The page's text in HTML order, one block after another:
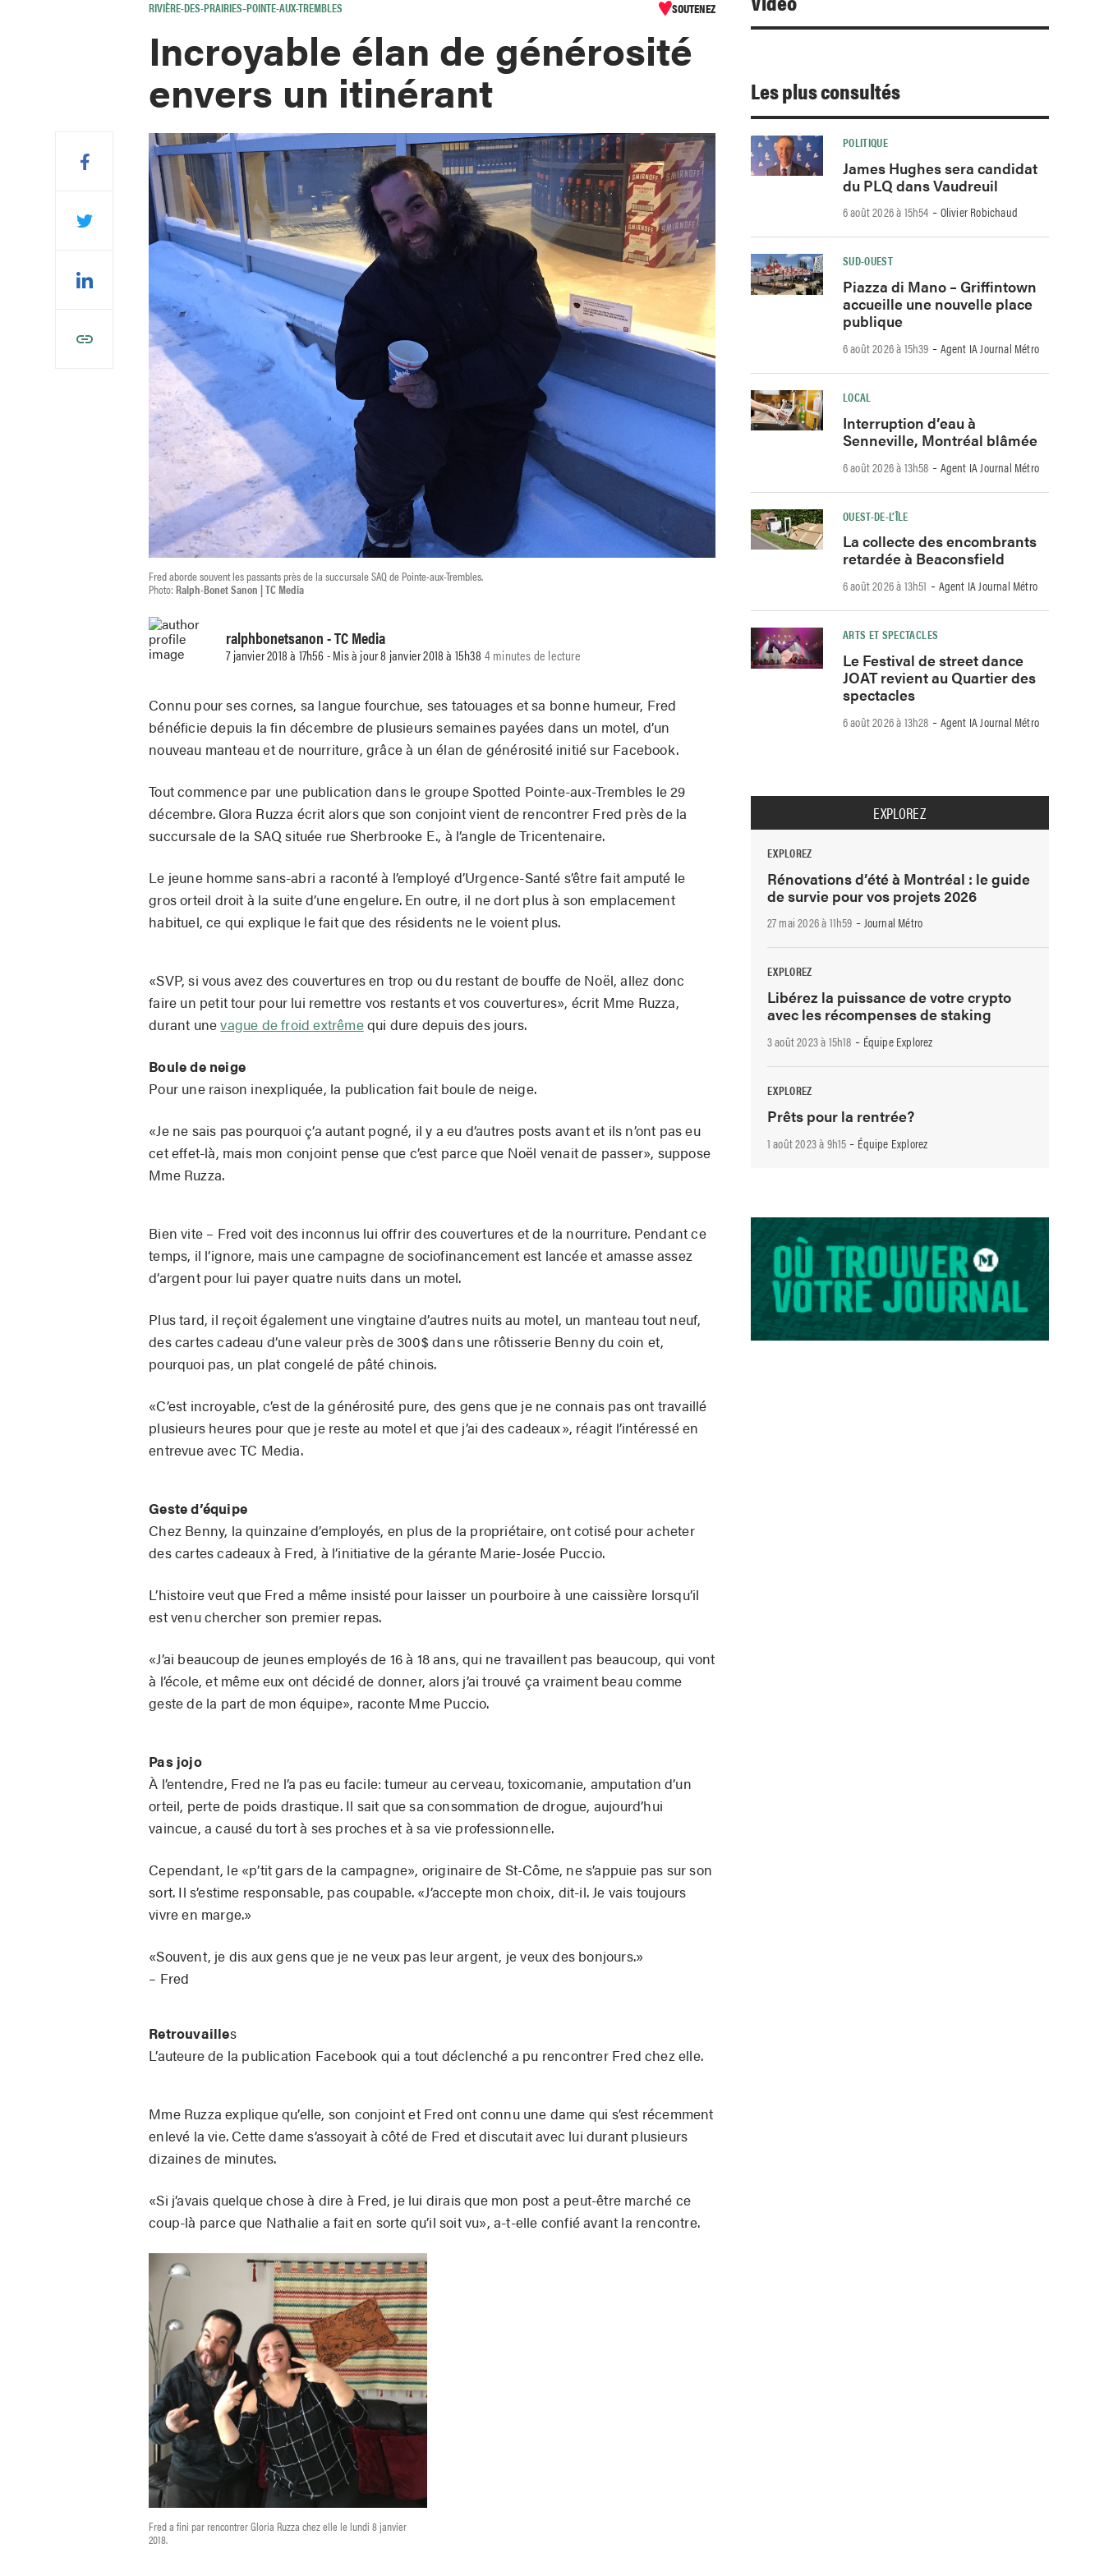
RIVIÈRE-DES-PRAIRIES–POINTE-AUX-TREMBLES SOUTENEZ
Incroyable élan de générosité
envers un itinérant
Fred aborde souvent les passants près de la succursale SAQ de Pointe-aux-Trembles.
Photo:Ralph-Bonet Sanon | TC Media
ralphbonetsanon- TC Media
7 janvier 2018 à 17h56 - Mis à jour 8 janvier 2018 à 15h38 4 minutes de lecture
Connu pour ses cornes, sa langue fourchue, ses tatouages et sa bonne humeur, Fred
bénéficie depuis la fin décembre de plusieurs semaines payées dans un motel, d’un
nouveau manteau et de nourriture, grâce à un élan de générosité initié sur Facebook.
Tout commence par une publication dans le groupe Spotted Pointe-aux-Trembles le 29
décembre. Glora Ruzza écrit alors que son conjoint vient de rencontrer Fred près de la
succursale de la SAQ située rue Sherbrooke E., à l’angle de Tricentenaire.
Le jeune homme sans-abri a raconté à l’employé d’Urgence-Santé s’être fait amputé le
gros orteil droit à la suite d’une engelure. En outre, il ne dort plus à son emplacement
habituel, ce qui explique le fait que des résidents ne le voient plus.
«SVP, si vous avez des couvertures en trop ou du restant de bouffe de Noël, allez donc
faire un petit tour pour lui remettre vos restants et vos couvertures», écrit Mme Ruzza,
durant unevague de froid extrêmequi dure depuis des jours.
Boule de neige
Pour une raison inexpliquée, la publication fait boule de neige.
«Je ne sais pas pourquoi ç’a autant pogné, il y a eu d’autres posts avant et ils n’ont pas eu
cet effet-là, mais mon conjoint pense que c’est parce que Noël venait de passer», suppose
Mme Ruzza.
Bien vite – Fred voit des inconnus lui offrir des couvertures et de la nourriture. Pendant ce
temps, il l’ignore, mais une campagne de sociofinancement est lancée et amasse assez
d’argent pour lui payer quatre nuits dans un motel.
Plus tard, il reçoit également une vingtaine d’autres nuits au motel, un manteau tout neuf,
des cartes cadeau d’une valeur près de 300$ dans une rôtisserie Benny du coin et,
pourquoi pas, un plat congelé de pâté chinois.
«C’est incroyable, c’est de la générosité pure, des gens que je ne connais pas ont travaillé
plusieurs heures pour que je reste au motel et que j’ai des cadeaux», réagit l’intéressé en
entrevue avec TC Media.
Geste d’équipe
Chez Benny, la quinzaine d’employés, en plus de la propriétaire, ont cotisé pour acheter
des cartes cadeaux à Fred, à l’initiative de la gérante Marie-Josée Puccio.
L’histoire veut que Fred a même insisté pour laisser un pourboire à une caissière lorsqu’il
est venu chercher son premier repas.
«J’ai beaucoup de jeunes employés de 16 à 18 ans, qui ne travaillent pas beaucoup, qui vont
à l’école, et même eux ont décidé de donner, alors j’ai trouvé ça vraiment beau comme
geste de la part de mon équipe», raconte Mme Puccio.
Pas jojo
À l’entendre, Fred ne l’a pas eu facile: tumeur au cerveau, toxicomanie, amputation d’un
orteil, perte de poids drastique. Il sait que sa consommation de drogue, aujourd’hui
vaincue, a causé du tort à ses proches et à sa vie professionnelle.
Cependant, le «p’tit gars de la campagne», originaire de St-Côme, ne s’appuie pas sur son
sort. Il s’estime responsable, pas coupable. «J’accepte mon choix, dit-il. Je vais toujours
vivre en marge.»
«Souvent, je dis aux gens que je ne veux pas leur argent, je veux des bonjours.»
– Fred
Retrouvailles
L’auteure de la publication Facebook qui a tout déclenché a pu rencontrer Fred chez elle.
Mme Ruzza explique qu’elle, son conjoint et Fred ont connu une dame qui s’est récemment
enlevé la vie. Cette dame s’assoyait à côté de Fred et discutait avec lui durant plusieurs
dizaines de minutes.
«Si j’avais quelque chose à dire à Fred, je lui dirais que mon post a peut-être marché ce
coup-là parce que Nathalie a fait en sorte qu’il soit vu», a-t-elle confié avant la rencontre.
Fred a fini par rencontrer Gloria Ruzza chez elle le lundi 8 janvier
2018.
Les plus consultés
POLITIQUE
James Hughes sera candidat
du PLQ dans Vaudreuil
6 août 2026 à 15h54 -Olivier Robichaud
SUD-OUEST
Piazza di Mano – Griffintown
accueille une nouvelle place
publique
6 août 2026 à 15h39 -Agent IA Journal Métro
LOCAL
Interruption d’eau à
Senneville, Montréal blâmée
6 août 2026 à 13h58 -Agent IA Journal Métro
OUEST-DE-L’ÎLE
La collecte des encombrants
retardée à Beaconsfield
6 août 2026 à 13h51 -Agent IA Journal Métro
ARTS ET SPECTACLES
Le Festival de street dance
JOAT revient au Quartier des
spectacles
6 août 2026 à 13h28 -Agent IA Journal Métro
EXPLOREZ
EXPLOREZ
Rénovations d’été à Montréal : le guide
de survie pour vos projets 2026
27 mai 2026 à 11h59 -Journal Métro
EXPLOREZ
Libérez la puissance de votre crypto
avec les récompenses de staking
3 août 2023 à 15h18 - Équipe Explorez
EXPLOREZ
Prêts pour la rentrée?
1 août 2023 à 9h15 - Équipe Explorez